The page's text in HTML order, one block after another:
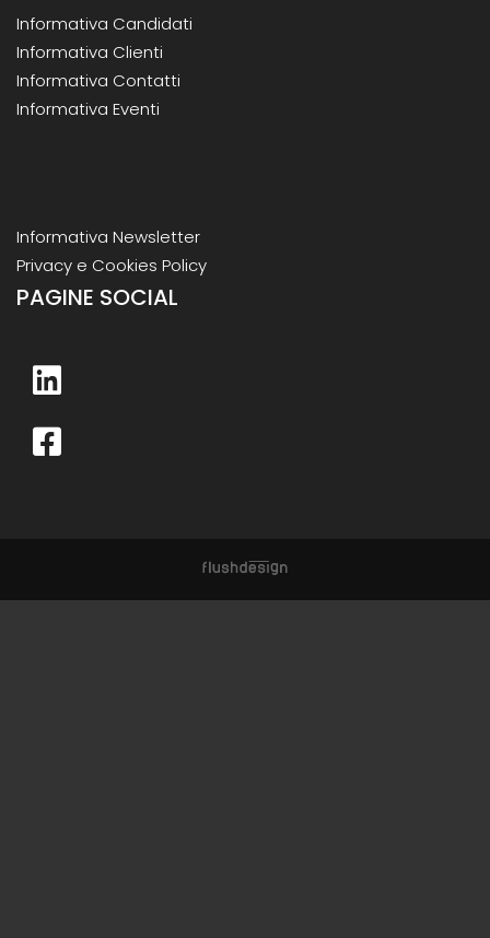
Informativa Candidati
Informativa Clienti
Informativa Contatti
Informativa Eventi
Informativa Newsletter
Privacy e Cookies Policy
PAGINE SOCIAL